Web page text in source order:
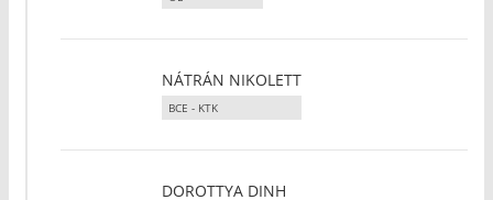
NÁTRÁN NIKOLETT
BCE - KTK
DOROTTYA DINH